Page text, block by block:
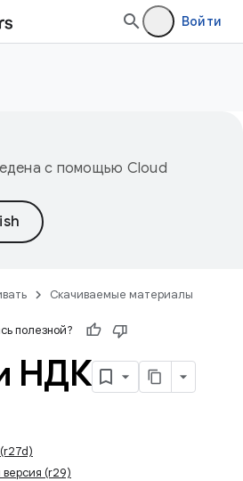
Войти
с помощью Cloud
Скачиваемые материалы
полезной?
НДК
(r29)